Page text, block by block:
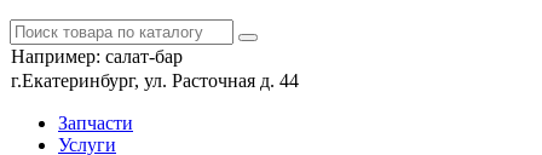
Например: салат-бар
г.Екатеринбург, ул. Расточная д. 44
Запчасти
Услуги